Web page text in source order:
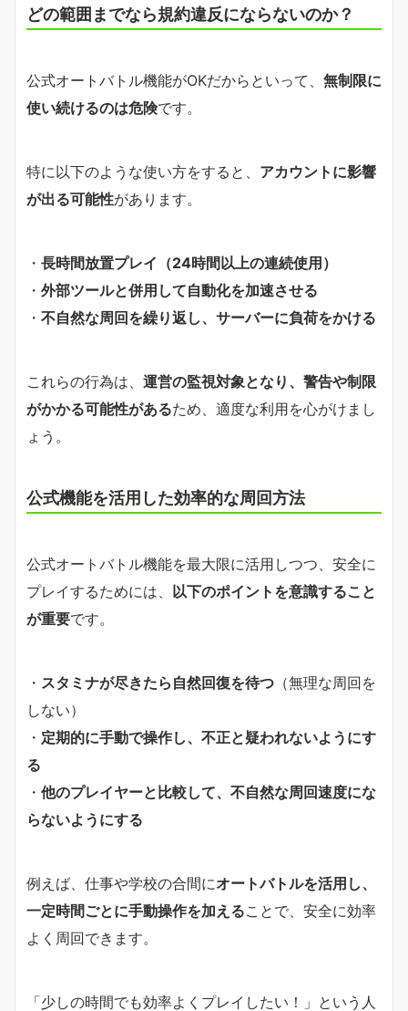
どの範囲までなら規約違反にならないのか？
公式オートバトル機能がOKだからといって、 無制限に
使い続けるのは危険です。
特に以下のような使い方をすると、 アカウントに影響
が出る可能性があります。
・ 長時間放置プレイ（24時間以上の連続使用）
・ 外部ツールと併用して自動化を加速させる
・ 不自然な周回を繰り返し、サーバーに負荷をかける
これらの行為は、 運営の監視対象となり、警告や制限
がかかる可能性があるため、適度な利用を心がけまし
ょう。
公式機能を活用した効率的な周回方法
公式オートバトル機能を最大限に活用しつつ、安全に
プレイするためには、 以下のポイントを意識すること
が重要です。
・ スタミナが尽きたら自然回復を待つ （無理な周回を
しない）
・ 定期的に手動で操作し、不正と疑われないようにす
る
・ 他のプレイヤーと比較して、不自然な周回速度にな
らないようにする
例えば、仕事や学校の合間にオートバトルを活用し、
一定時間ごとに手動操作を加えることで、安全に効率
よく周回できます。
「少しの時間でも効率よくプレイしたい！」という人